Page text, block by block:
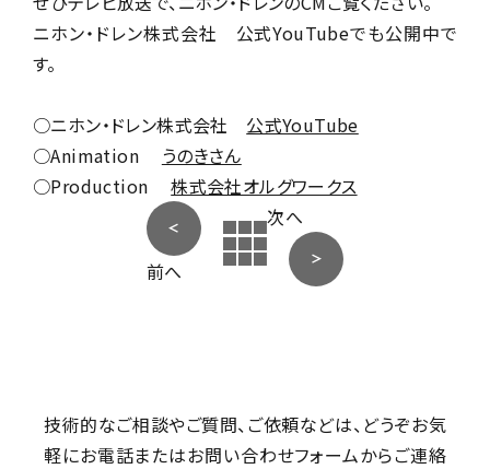
ニホン・ドレン株式会社 公式YouTubeでも公開中で
す。
○ニホン・ドレン株式会社 公式YouTube
○Animation うのきさん
○Production株式会社オルグワークス
前へ
次へ
技術的なご相談やご質問、ご依頼などは、 どうぞお気
軽にお電話またはお問い合わせフォームからご連絡